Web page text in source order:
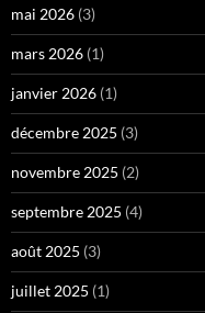
mai 2026 (3)
mars 2026 (1)
janvier 2026 (1)
décembre 2025 (3)
novembre 2025 (2)
septembre 2025 (4)
août 2025 (3)
juillet 2025 (1)